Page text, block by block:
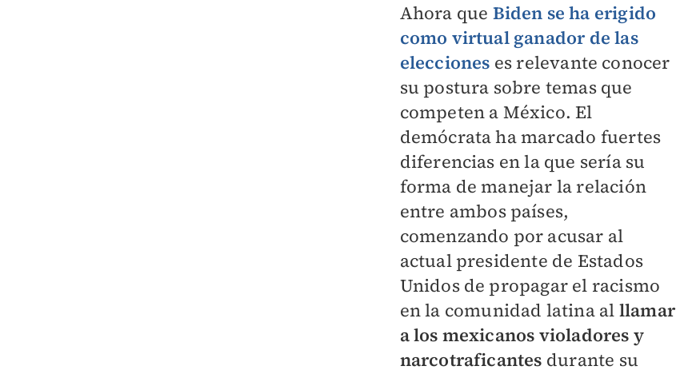
Ahora que Biden se ha erigido
como virtual ganador de las
elecciones es relevante conocer
su postura sobre temas que
competen a México. El
demócrata ha marcado fuertes
diferencias en la que sería su
forma de manejar la relación
entre ambos países,
comenzando por acusar al
actual presidente de Estados
Unidos de propagar el racismo
en la comunidad latina al llamar
a los mexicanos violadores y
narcotraficantes durante su